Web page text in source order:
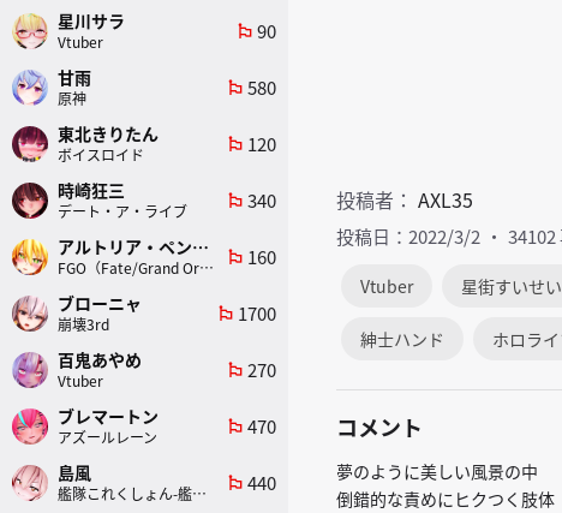
投稿者： AXL35
投稿日：2022/3/2 34102
Vtuber 星街すいせい
紳士ハンド ホロラ
コメント
夢のように美しい風景の中
倒錯的な責めにヒクつく肢体
星川サラ
Vtuber
emoji_flags 90
甘雨
原神
emoji_flags 580
東北きりたん
ボイスロイド
emoji_flags 120
時崎狂三
デート・ア・ライブ
emoji_flags 340
アルトリア・ペンドラゴン(ランサー)
FGO（Fate/Grand Order）
emoji_flags 160
ブローニャ
崩壊3rd
emoji_flags 1700
百鬼あやめ
Vtuber
emoji_flags 270
ブレマートン
アズールレーン
emoji_flags 470
島風
艦隊これくしょん-艦これ-
emoji_flags 440